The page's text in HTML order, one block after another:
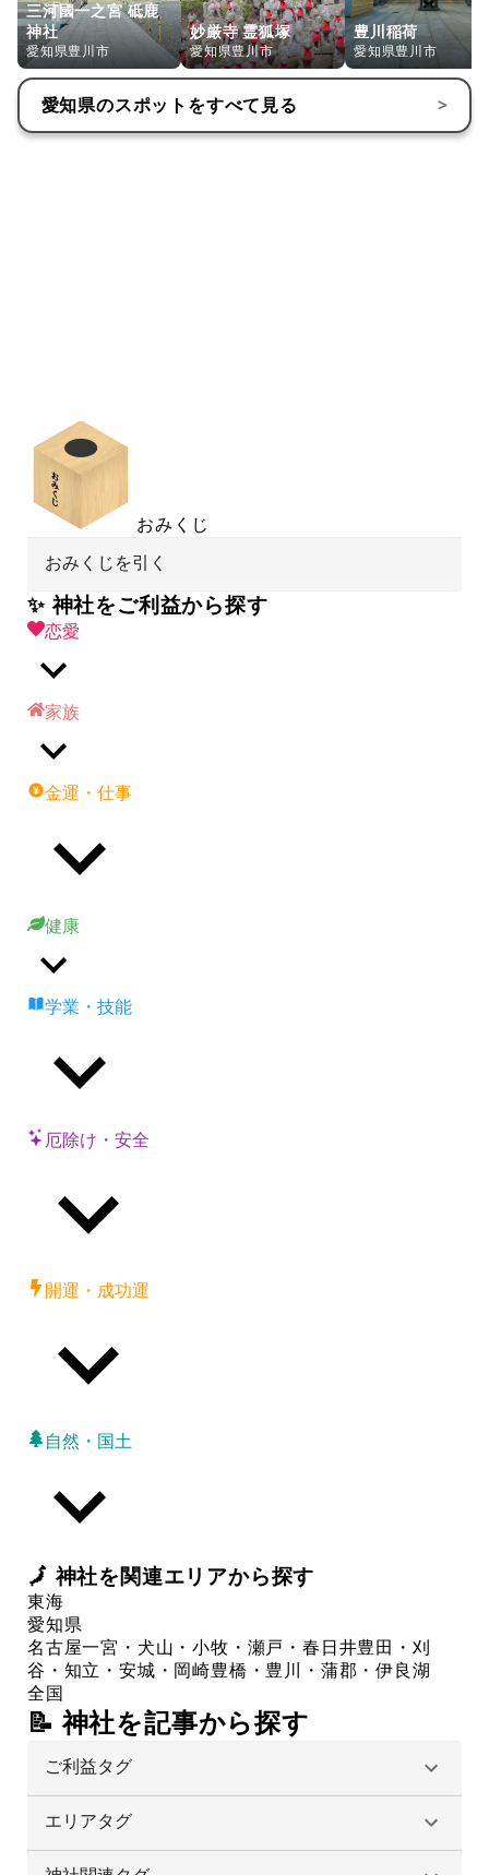
三河國一之宮 砥鹿
神社
愛知県豊川市
妙厳寺 霊狐塚
愛知県豊川市
豊川稲荷
愛知県豊川市
愛知県のスポットをすべて見る >
おみくじ
おみくじを引く
✨ 神社をご利益から探す
恋愛
家族
金運・仕事
健康
学業・技能
厄除け・安全
開運・成功運
自然・国土
🗾神社を関連エリアから探す
東海
愛知県
名古屋一宮・犬山・小牧・瀬戸・春日井豊田・刈
谷・知立・安城・岡崎豊橋・豊川・蒲郡・伊良湖
全国
📝 神社を記事から探す
ご利益タグ
エリアタグ